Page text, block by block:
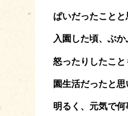
ぱいだったこと
入園した頃、ぶ
怒ったり したこ
園生活だったと思
明るく、元気で